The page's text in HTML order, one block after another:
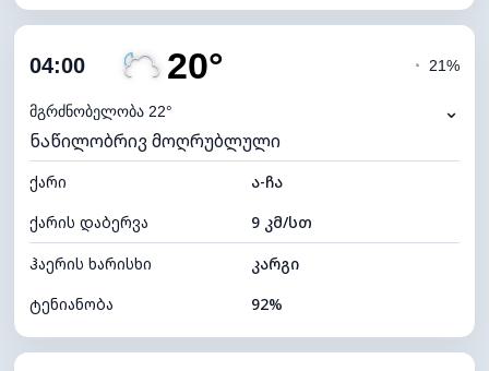
ღრუბლიანობა
ნამის წერტილი
ხილვადობა
10 კმ
განათების ინდექსი 0 (ბნელი)
ღრუბლის სიმაღლე 7760 მ
04:00 20°
მგრძნობელობა 22°
◔ 21%
⌄
ნაწილობრივ მოღრუბლული
ქარი
ა-ჩა
ქარის დაბერვა
9 კმ/სთ
ჰაერის ხარისხი
კარგი
ტენიანობა
92%